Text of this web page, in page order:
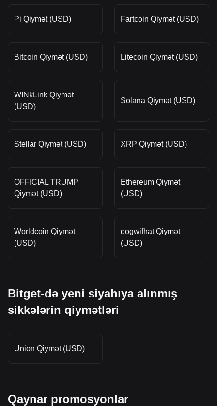
Pi Qiymət (USD) Fartcoin Qiymət (USD)
Bitcoin Qiymət (USD) Litecoin Qiymət (USD)
WINkLink Qiymət
(USD)
Solana Qiymət (USD)
Stellar Qiymət (USD) XRP Qiymət (USD)
OFFICIAL TRUMP
Qiymət (USD)
Ethereum Qiymət
(USD)
Worldcoin Qiymət
(USD)
dogwifhat Qiymət
(USD)
Bitget-də yeni siyahıya alınmış
sikkələrin qiymətləri
Union Qiymət (USD)
Qaynar promosyonlar